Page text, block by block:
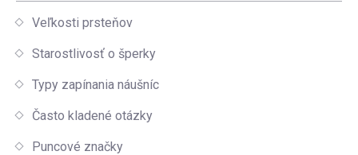
Veľkosti prsteňov
Starostlivosť o šperky
Typy zapínania náušníc
Často kladené otázky
Puncové značky